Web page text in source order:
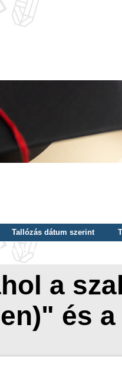
Tallózás dátum szerint
nyelv szerint
a
és